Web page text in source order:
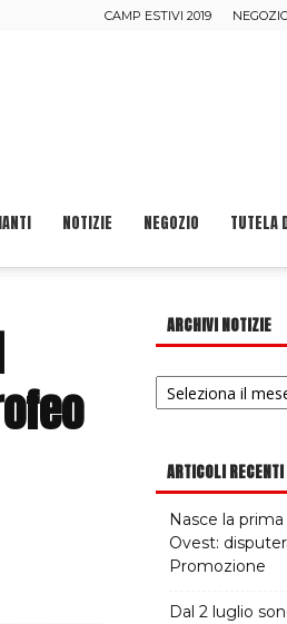
CAMP ESTIVI 2019
NOTIZIE NEGOZIO TUTELA
ARCHIVI NOTIZIE
Archivi
notizie
ARTICOLI RECENTI
Nasce la
Ovest:
Promozione
Dal 2 luglio